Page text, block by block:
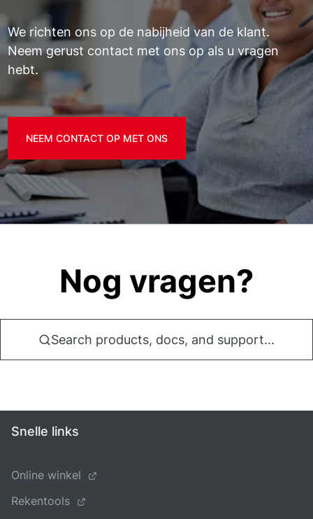
We richten ons op de nabijheid van de klant.
Neem gerust contact met ons op als u vragen
hebt.
NEEM CONTACT OP MET ONS
Nog vragen?
Search products, docs, and support...
Snelle links
Online winkel
Rekentools